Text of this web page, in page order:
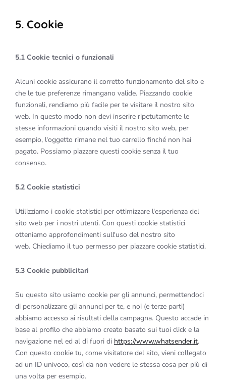
5. Cookie
5.1 Cookie tecnici o funzionali
Alcuni cookie assicurano il corretto funzionamento del sito e
che le tue preferenze rimangano valide. Piazzando cookie
funzionali, rendiamo più facile per te visitare il nostro sito
web. In questo modo non devi inserire ripetutamente le
stesse informazioni quando visiti il nostro sito web, per
esempio, l'oggetto rimane nel tuo carrello finché non hai
pagato. Possiamo piazzare questi cookie senza il tuo
consenso.
5.2 Cookie statistici
Utilizziamo i cookie statistici per ottimizzare l'esperienza del
sito web per i nostri utenti. Con questi cookie statistici
otteniamo approfondimenti sull'uso del nostro sito
web. Chiediamo il tuo permesso per piazzare cookie statistici.
5.3 Cookie pubblicitari
Su questo sito usiamo cookie per gli annunci, permettendoci
di personalizzare gli annunci per te, e noi (e terze parti)
abbiamo accesso ai risultati della campagna. Questo accade in
base al profilo che abbiamo creato basato sui tuoi click e la
navigazione nel ed al di fuori di https://www.whatsender.it.
Con questo cookie tu, come visitatore del sito, vieni collegato
ad un ID univoco, così da non vedere le stessa cosa per più di
una volta per esempio.